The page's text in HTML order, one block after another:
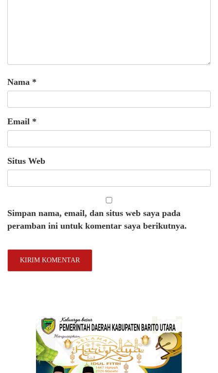
Nama *
Email *
Situs Web
Simpan nama, email, dan situs web saya pada
peramban ini untuk komentar saya berikutnya.